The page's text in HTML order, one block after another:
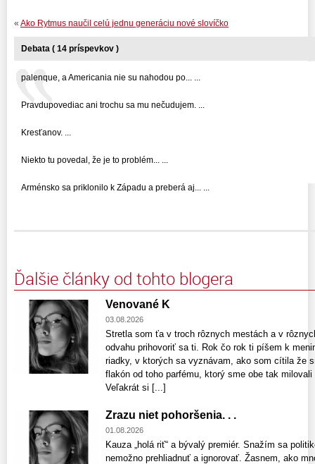
« A ko Rytmus naučil celú jednu generáciu nové slovíčko
Debata ( 14 príspevkov )
palenque, a Americania nie su nahodou po... ...
Pravdupovediac ani trochu sa mu nečudujem. ...
Kresťanov. ...
Niekto tu povedal, že je to problém... ...
Arménsko sa priklonilo k Západu a preberá aj... ...
Ďalšie články od tohto blogera
Venované K
03.08.2026
Stretla som ťa v troch rôznych mestách a v
odvahu prihovoriť sa ti. Rok čo rok ti píšem k
riadky, v ktorých sa vyznávam, ako som cítila že
flakón od toho parfému, ktorý sme obe tak
Veľakrát si [...]
Zrazu niet pohoršenia. . .
01.08.2026
Kauza „holá riť“ a bývalý premiér. Snažím sa
nemožno prehliadnuť a ignorovať. Žasnem, ako